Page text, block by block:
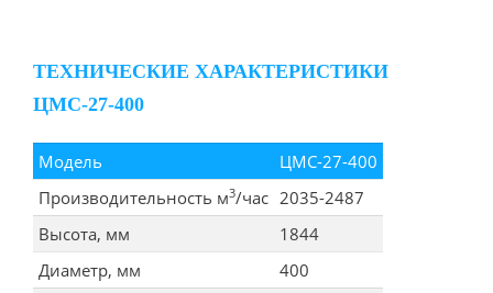
ТЕХНИЧЕСКИЕ ХАРАКТЕРИСТИКИ
ЦМС-27-400
Модель
ЦМС-27-400
Производительность м3/час 2035-2487
Высота, мм
1844
Диаметр, мм
400